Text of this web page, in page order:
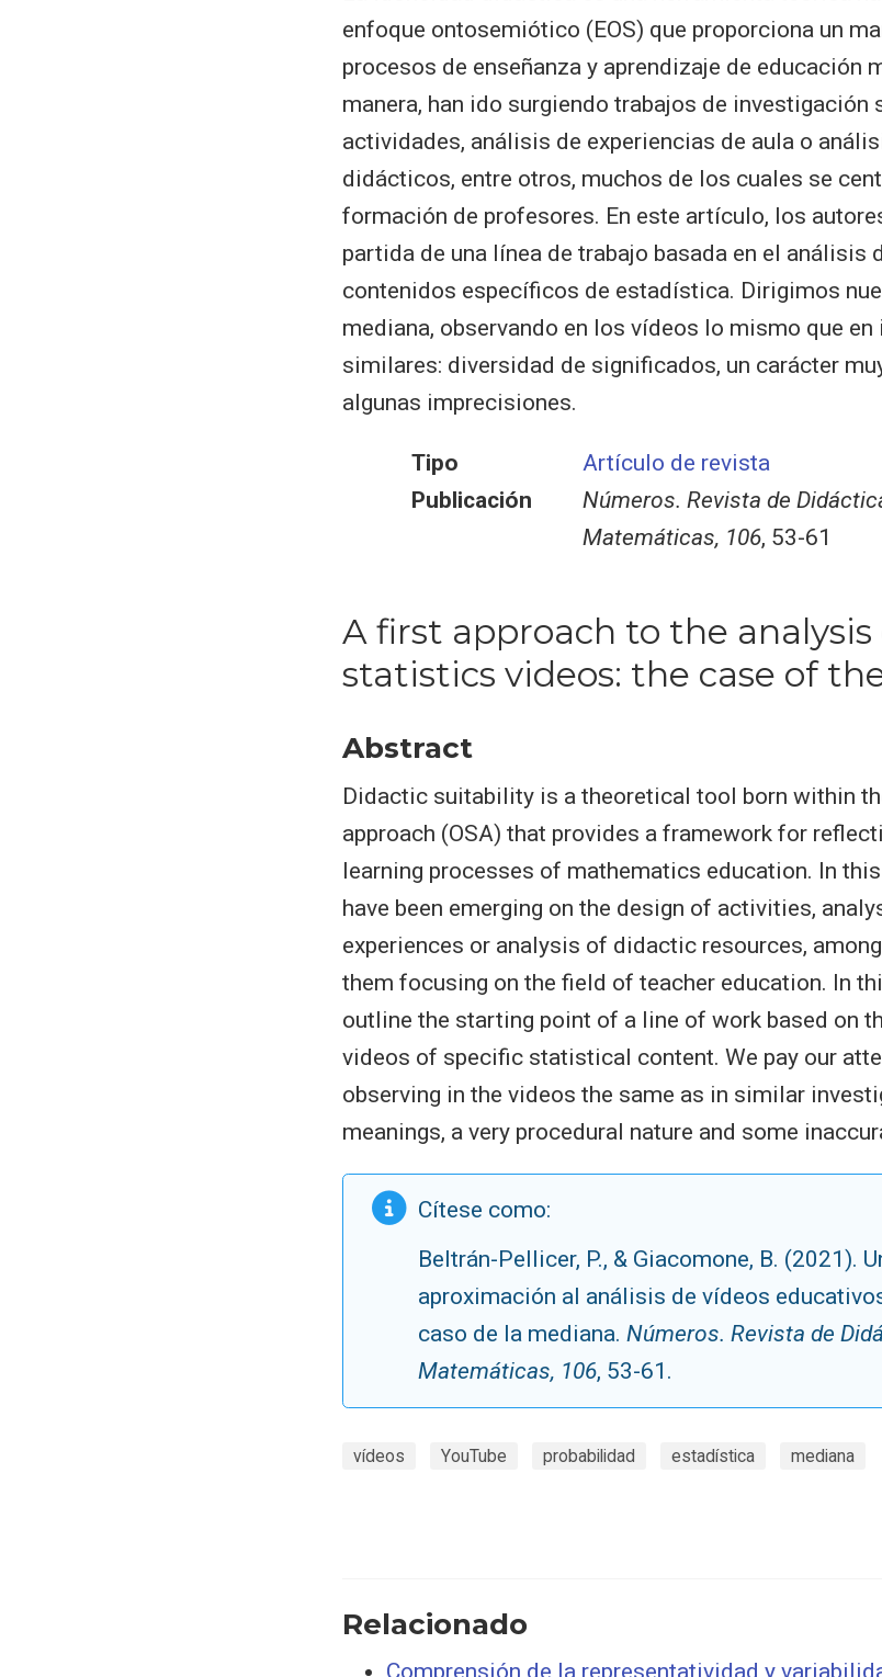
enfoque ontosemiótico (EOS) que proporciona un
procesos de enseñanza y aprendizaje de educación
manera, han ido surgiendo trabajos de investigación
actividades, análisis de experiencias de aula o
didácticos, entre otros, muchos de los cuales se
formación de profesores. En este artículo, los
partida de una línea de trabajo basada en el análisis
contenidos específicos de estadística. Dirigimos
mediana, observando en los vídeos lo mismo que
similares: diversidad de significados, un carácter
algunas imprecisiones.
Tipo
Artículo de revista
Publicación
Números. Revista de
Matemáticas, 106, 53-61
A first approach to the
statistics videos: the case of
Abstract
Didactic suitability is a theoretical tool born within
approach (OSA) that provides a framework for
learning processes of mathematics education. In
have been emerging on the design of activities,
experiences or analysis of didactic resources,
them focusing on the field of teacher education. In
outline the starting point of a line of work based on
videos of specific statistical content. We pay our
observing in the videos the same as in similar
meanings, a very procedural nature and some
Cítese como:
Beltrán-Pellicer, P., & Giacomone, B. (2021).
aproximación al análisis de vídeos
caso de la mediana.Números. Revista de
Matemáticas, 106, 53-61.
vídeos YouTube probabilidad estadística mediana
Relacionado